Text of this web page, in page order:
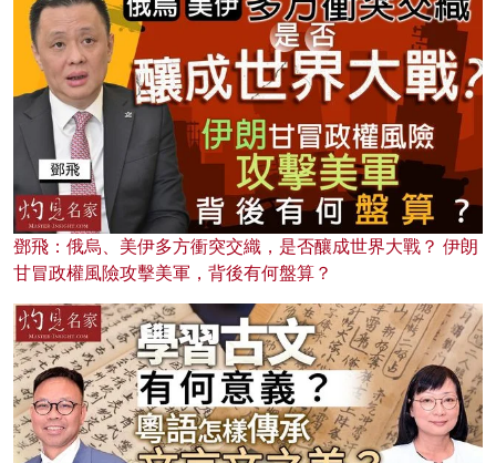
鄧飛：俄烏、美伊多方衝突交織，是否釀成世界大戰？ 伊朗
甘冒政權風險攻擊美軍，背後有何盤算？